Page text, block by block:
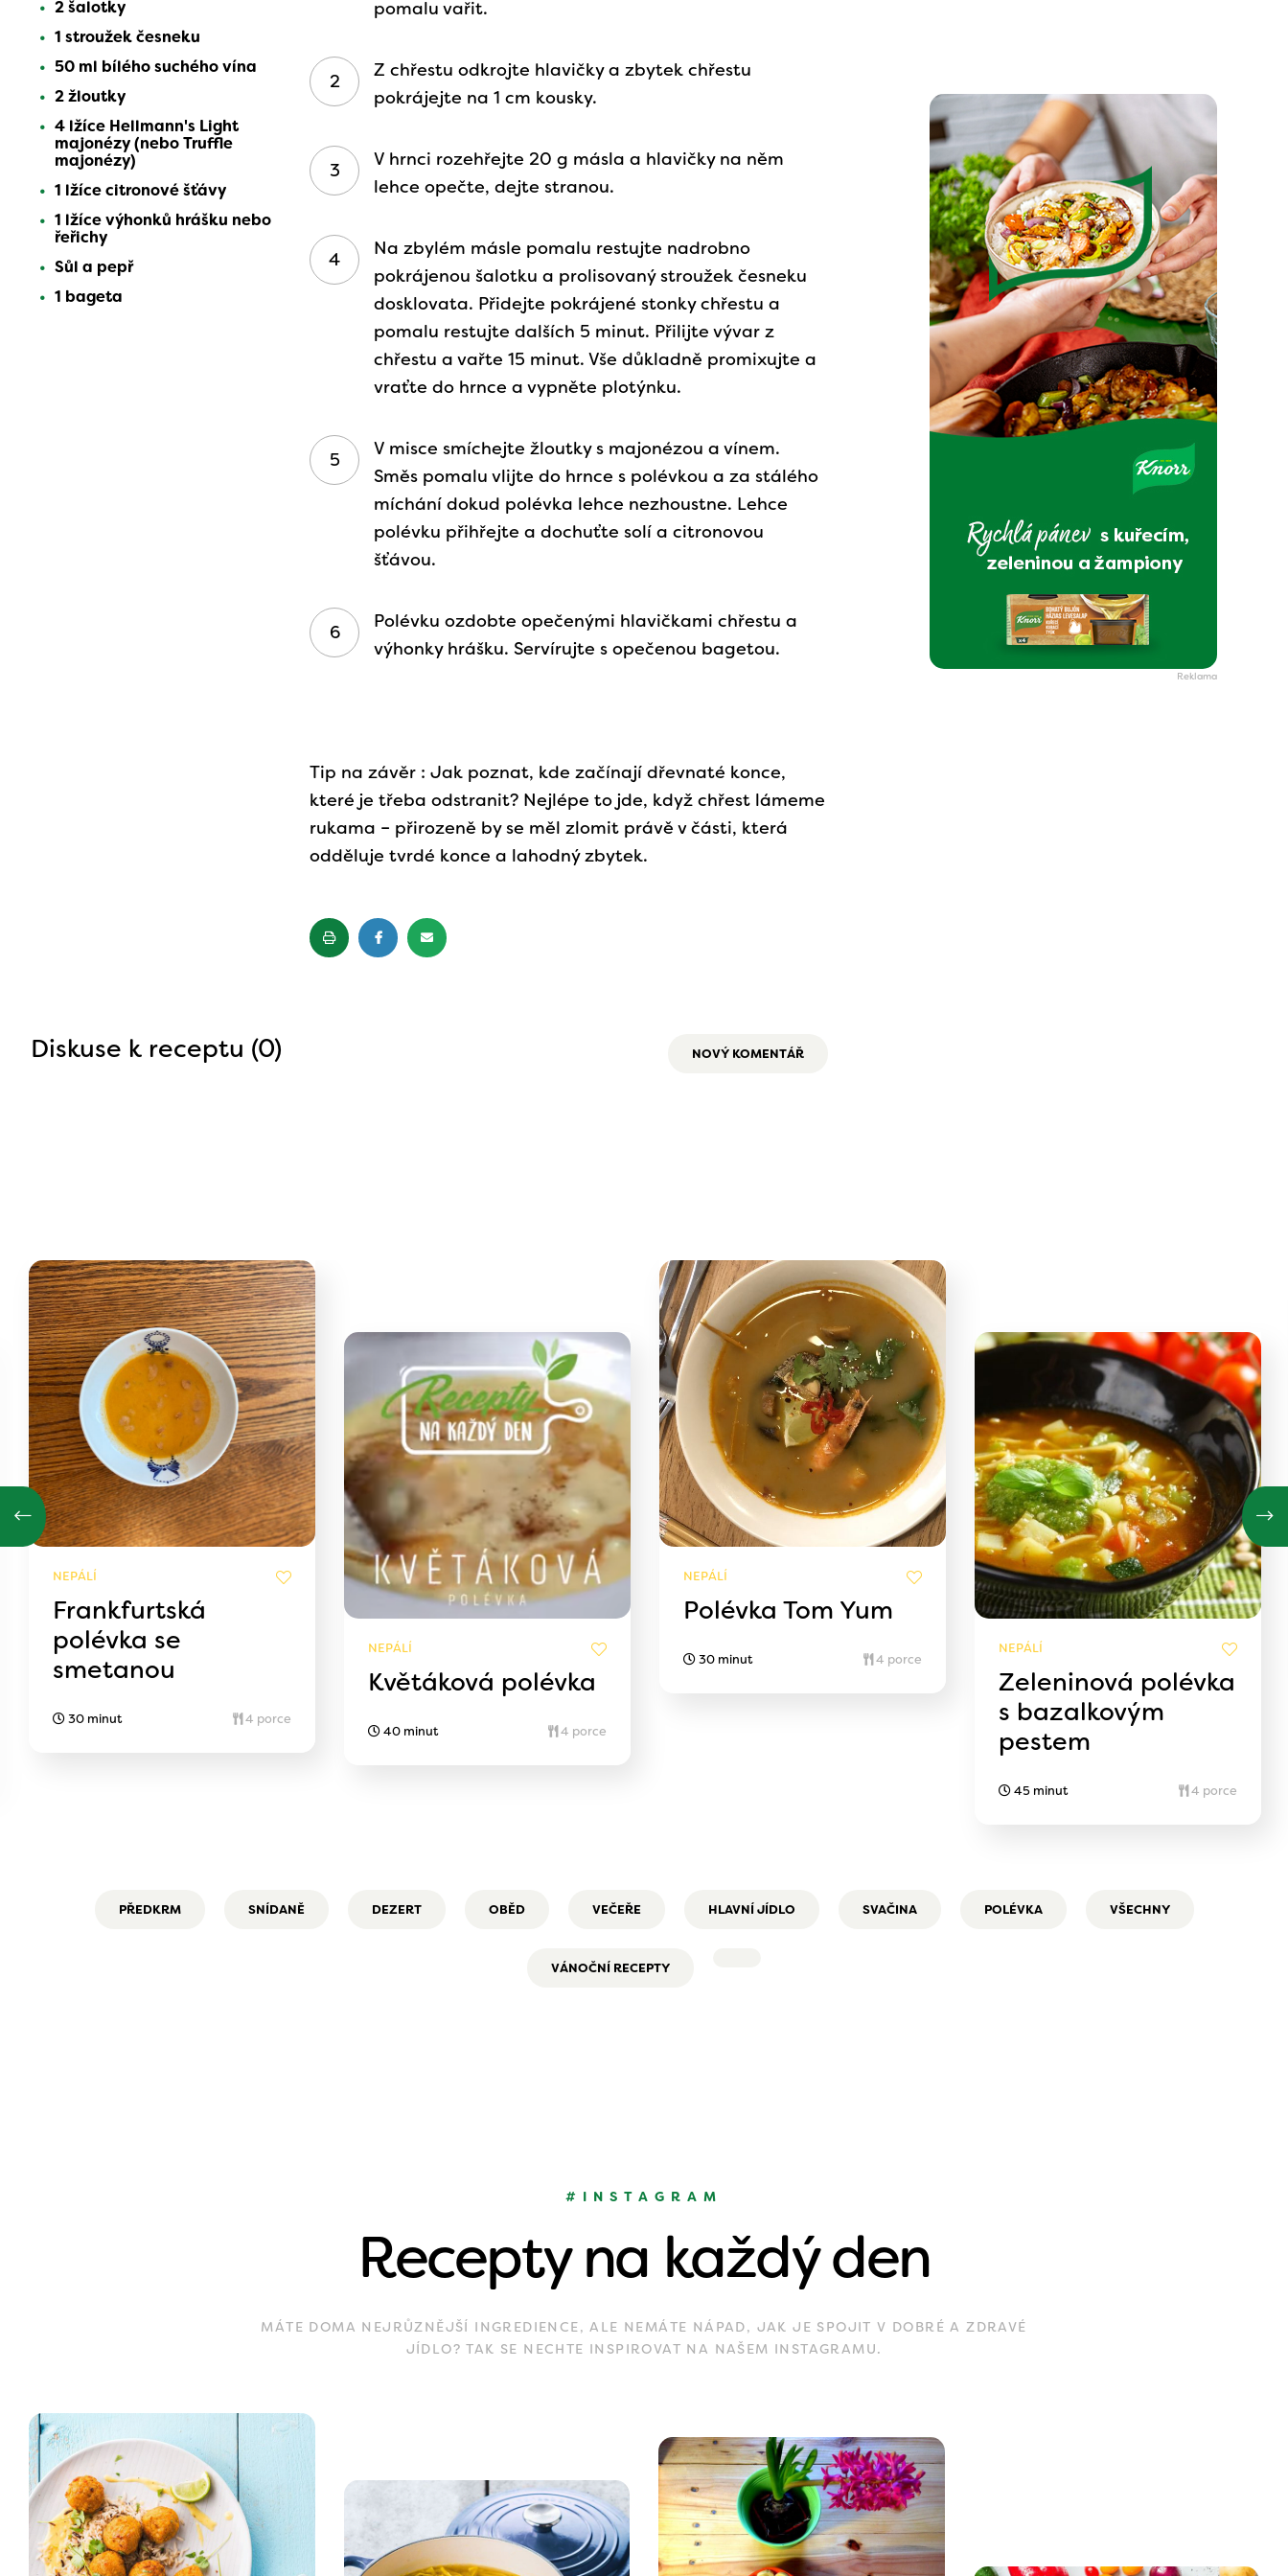
2 šalotky
1 stroužek česneku
50 ml bílého suchého vína
2 žloutky
4 lžíce Hellmann's Light
majonézy (nebo Truffle
majonézy)
1 lžíce citronové šťávy
1 lžíce výhonků hrášku nebo
řeřichy
Sůl a pepř
1 bageta
pomalu vařit.
Z chřestu odkrojte hlavičky a zbytek chřestu
pokrájejte na 1 cm kousky.
V hrnci rozehřejte 20 g másla a hlavičky na něm
lehce opečte, dejte stranou.
Na zbylém másle pomalu restujte nadrobno
pokrájenou šalotku a prolisovaný stroužek česneku
dosklovata. Přidejte pokrájené stonky chřestu a
pomalu restujte dalších 5 minut. Přilijte vývar z
chřestu a vařte 15 minut. Vše důkladně promixujte a
vraťte do hrnce a vypněte plotýnku.
V misce smíchejte žloutky s majonézou a vínem.
Směs pomalu vlijte do hrnce s polévkou a za stálého
míchání dokud polévka lehce nezhoustne. Lehce
polévku přihřejte a dochuťte solí a citronovou
šťávou.
Polévku ozdobte opečenými hlavičkami chřestu a
výhonky hrášku. Servírujte s opečenou bagetou.
Tip na závěr : Jak poznat, kde začínají dřevnaté konce,
které je třeba odstranit? Nejlépe to jde, když chřest lámeme
rukama – přirozeně by se měl zlomit právě v části, která
odděluje tvrdé konce a lahodný zbytek.
Diskuse k receptu (0) NOVÝ KOMENTÁŘ
NEPÁLÍ
Frankfurtská
polévka se
smetanou
30 minut 4 porce
NEPÁLÍ
Květáková polévka
40 minut 4 porce
NEPÁLÍ
Polévka Tom Yum
30 minut 4 porce
NEPÁLÍ
Zeleninová polévka
s bazalkovým
pestem
45 minut 4 porce
PŘEDKRM SNÍDANĚ DEZERT OBĚD VEČEŘE HLAVNÍ JÍDLO SVAČINA POLÉVKA VŠECHNY
VÁNOČNÍ RECEPTY
#INSTAGRAM
Recepty na každý den
MÁTE DOMA NEJRŮZNĚJŠÍ INGREDIENCE, ALE NEMÁTE NÁPAD, JAK JE SPOJIT V DOBRÉ A ZDRAVÉ
JÍDLO? TAK SE NECHTE INSPIROVAT NA NAŠEM INSTAGRAMU.